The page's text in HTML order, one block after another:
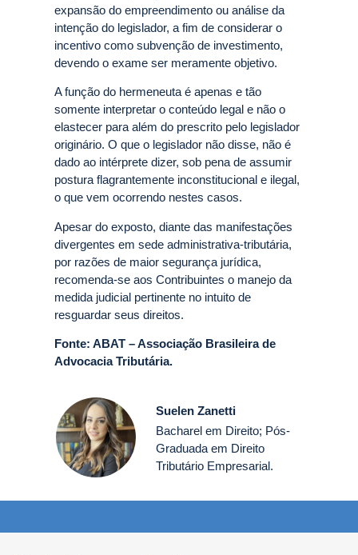
expansão do empreendimento ou análise da
intenção do legislador, a fim de considerar o
incentivo como subvenção de investimento,
devendo o exame ser meramente objetivo.
A função do hermeneuta é apenas e tão
somente interpretar o conteúdo legal e não o
elastecer para além do prescrito pelo legislador
originário. O que o legislador não disse, não é
dado ao intérprete dizer, sob pena de assumir
postura flagrantemente inconstitucional e ilegal,
o que vem ocorrendo nestes casos.
Apesar do exposto, diante das manifestações
divergentes em sede administrativa-tributária,
por razões de maior segurança jurídica,
recomenda-se aos Contribuintes o manejo da
medida judicial pertinente no intuito de
resguardar seus direitos.
Fonte: ABAT – Associação Brasileira de
Advocacia Tributária.
Suelen Zanetti
Bacharel em Direito; Pós-
Graduada em Direito
Tributário Empresarial.